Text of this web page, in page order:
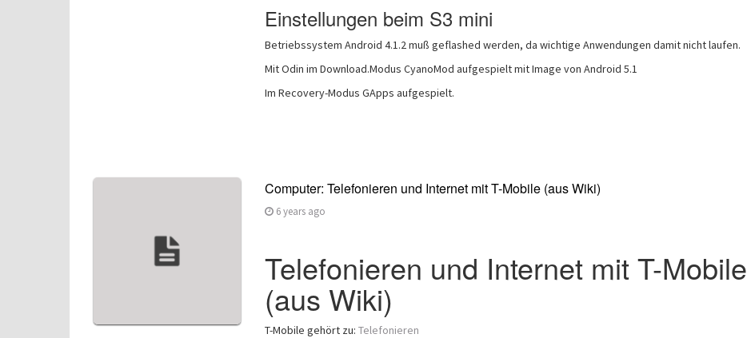
Einstellungen beim S3 mini
Betriebssystem Android 4.1.2 muß geflashed werden, da wichtige Anwendungen damit nicht laufen.
Mit Odin im Download.Modus CyanoMod aufgespielt mit Image von Android 5.1
Im Recovery-Modus GApps aufgespielt.
Computer: Telefonieren und Internet mit T-Mobile (aus Wiki)
6 years ago
Telefonieren und Internet mit T-Mobile
(aus Wiki)
T-Mobile gehört zu: Telefonieren